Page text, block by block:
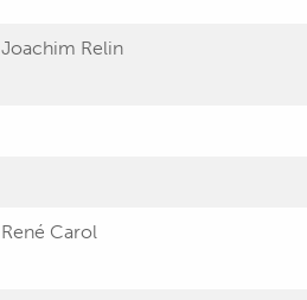
Joachim Relin
René Carol